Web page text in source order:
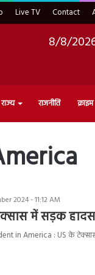
Live TV Contact
8/8/
राज्य राजनीति क्राइम
2024 - 11:12 AM
में सड़क
in America : US के